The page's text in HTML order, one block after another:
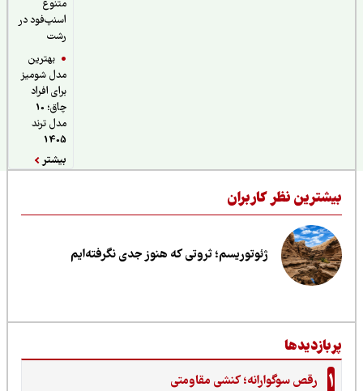
اسنپ‌فود در
بهترین
مدل شومیز
برای افراد
چاق؛ 10
مدل ترند
نظر کاربران
ژئوتوریسم؛ ثروتی که هنوز جدی نگرفته‌ایم
رقص سوگوارانه؛ کنشی مقاومتی